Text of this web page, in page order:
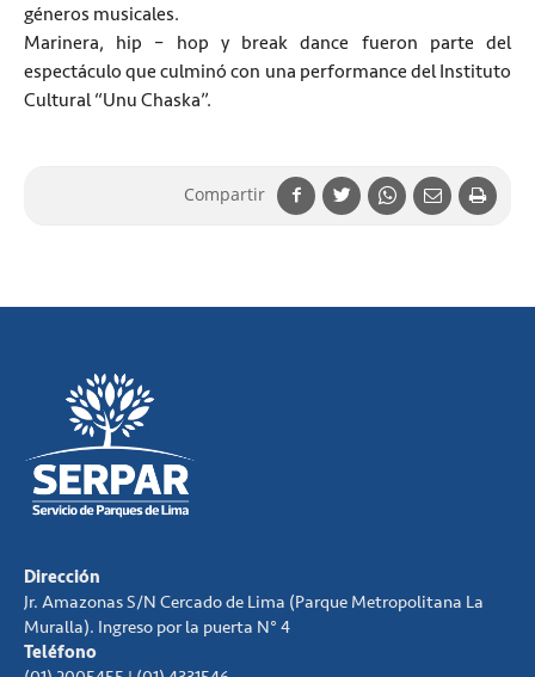
géneros musicales.
Marinera, hip – hop y break dance fueron parte del
espectáculo que culminó con una performance del Instituto
Cultural “Unu Chaska”.
Compartir
Dirección
Jr. Amazonas S/N Cercado de Lima (Parque Metropolitana La
Muralla). Ingreso por la puerta N° 4
Teléfono